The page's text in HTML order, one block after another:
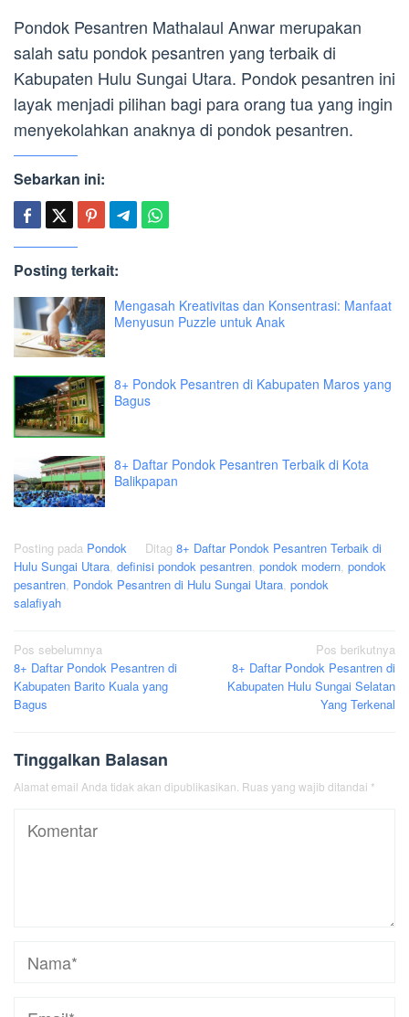
Pondok Pesantren Mathalaul Anwar merupakan
salah satu pondok pesantren yang terbaik di
Kabupaten Hulu Sungai Utara. Pondok pesantren ini
layak menjadi pilihan bagi para orang tua yang ingin
menyekolahkan anaknya di pondok pesantren.
Sebarkan ini:
Posting terkait:
Mengasah Kreativitas dan Konsentrasi: Manfaat
Menyusun Puzzle untuk Anak
8+ Pondok Pesantren di Kabupaten Maros yang
Bagus
8+ Daftar Pondok Pesantren Terbaik di Kota
Balikpapan
Posting pada Pondok Ditag 8+ Daftar Pondok Pesantren Terbaik di
Hulu Sungai Utara, definisi pondok pesantren, pondok modern, pondok
pesantren, Pondok Pesantren di Hulu Sungai Utara, pondok
salafiyah
Navigasi
pos
Pos sebelumnya
8+ Daftar Pondok Pesantren di
Kabupaten Barito Kuala yang
Bagus
Pos berikutnya
8+ Daftar Pondok Pesantren di
Kabupaten Hulu Sungai Selatan
Yang Terkenal
Tinggalkan Balasan
Alamat email Anda tidak akan dipublikasikan. Ruas yang wajib ditandai *